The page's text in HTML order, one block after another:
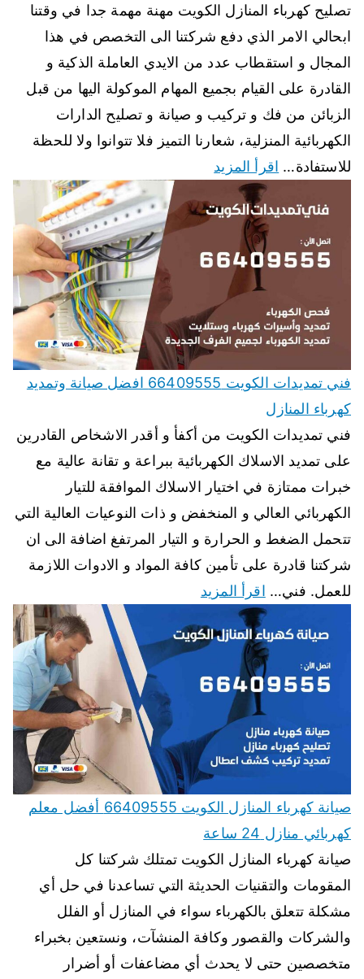
تصليح كهرباء المنازل الكويت مهنة مهمة جدا في وقتنا
ابحالي الامر الذي دفع شركتنا الى التخصص في هذا
المجال و استقطاب عدد من الايدي العاملة الذكية و
القادرة على القيام بجميع المهام الموكولة اليها من قبل
الزبائن من فك و تركيب و صيانة و تصليح الدارات
الكهربائية المنزلية، شعارنا التميز فلا تتوانوا ولا للحظة
للاستفادة… اقرأ المزيد
فني تمديدات الكويت 66409555 افضل صيانة وتمديد
كهرباء المنازل
فني تمديدات الكويت من أكفأ و أقدر الاشخاص القادرين
على تمديد الاسلاك الكهربائية ببراعة و تقانة عالية مع
خبرات ممتازة في اختيار الاسلاك الموافقة للتيار
الكهربائي العالي و المنخفض و ذات النوعيات العالية التي
تتحمل الضغط و الحرارة و التيار المرتفغ اضافة الى ان
شركتنا قادرة على تأمين كافة المواد و الادوات اللازمة
للعمل. فني… اقرأ المزيد
صيانة كهرباء المنازل الكويت 66409555 أفضل معلم
كهربائي منازل 24 ساعة
صيانة كهرباء المنازل الكويت تمتلك شركتنا كل
المقومات والتقنيات الحديثة التي تساعدنا في حل أي
مشكلة تتعلق بالكهرباء سواء في المنازل أو الفلل
والشركات والقصور وكافة المنشآت، ونستعين بخبراء
متخصصين حتى لا يحدث أي مضاعفات أو أضرار